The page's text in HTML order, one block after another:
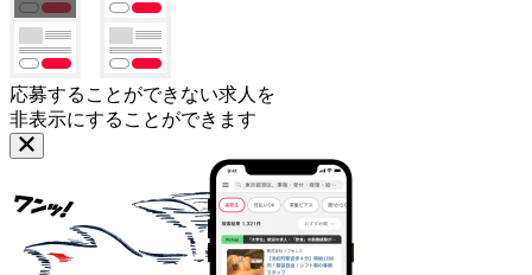
応募することができない求人を
非表示にすることができます